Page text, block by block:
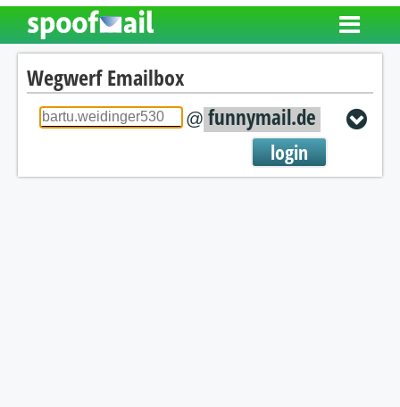
Wegwerf Emailbox
@ funnymail.de
login